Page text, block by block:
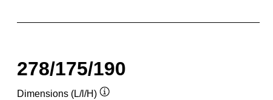
278/175/190
Dimensions (L/l/H)